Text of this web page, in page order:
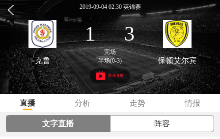
2019-09-04 02:30 英锦赛
1 3
克鲁
完场
半场(0-3)
保顿艾尔宾
视频直播
直播 分析 走势 情报
文字直播 阵容